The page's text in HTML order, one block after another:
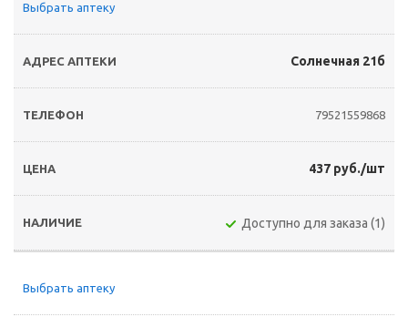
Выбрать аптеку
Солнечная 21б
79521559868
437 руб./шт
Доступно для заказа (1)
Выбрать аптеку